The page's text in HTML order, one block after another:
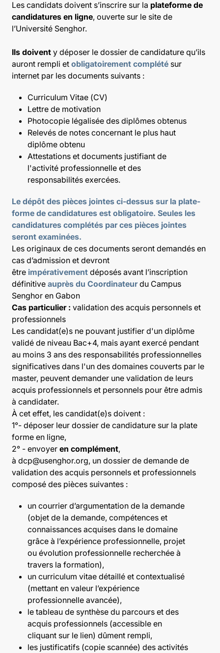
Les candidats doivent s’inscrire sur la plateforme de
candidatures en ligne, ouverte sur le site de
l’Université Senghor.
Ils doivent y déposer le dossier de candidature qu’ils
auront rempli et obligatoirement complété sur
internet par les documents suivants :
Curriculum Vitae (CV)
Lettre de motivation
Photocopie légalisée des diplômes obtenus
Relevés de notes concernant le plus haut
diplôme obtenu
Attestations et documents justifiant de
l'activité professionnelle et des
responsabilités exercées.
Le dépôt des pièces jointes ci-dessus sur la plate-
forme de candidatures est obligatoire. Seules les
candidatures complétés par ces pièces jointes
seront examinées.
Les originaux de ces documents seront demandés en
cas d’admission et devront
être impérativement déposés avant l’inscription
définitive auprès du Coordinateurdu Campus
Senghor en Gabon
Cas particulier : validation des acquis personnels et
professionnels
Les candidat(e)s ne pouvant justifier d'un diplôme
validé de niveau Bac+4, mais ayant exercé pendant
au moins 3 ans des responsabilités professionnelles
significatives dans l'un des domaines couverts par le
master, peuvent demander une validation de leurs
acquis professionnels et personnels pour être admis
à candidater.
À cet effet, les candidat(e)s doivent :
1°- déposer leur dossier de candidature sur la plate
forme en ligne,
2° - envoyer en complément,
à dcp@usenghor.org, un dossier de demande de
validation des acquis personnels et professionnels
composé des pièces suivantes :
un courrier d’argumentation de la demande
(objet de la demande, compétences et
connaissances acquises dans le domaine
grâce à l’expérience professionnelle, projet
ou évolution professionnelle recherchée à
travers la formation),
un curriculum vitae détaillé et contextualisé
(mettant en valeur l’expérience
professionnelle avancée),
le tableau de synthèse du parcours et des
acquis professionnels (accessible en
cliquant sur le lien) dûment rempli,
les justificatifs (copie scannée) des activités